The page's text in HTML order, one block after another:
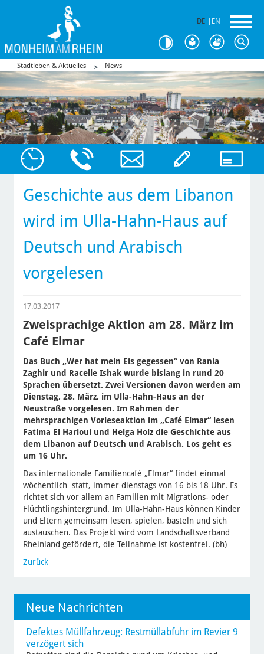
DE EN
Stadtleben & Aktuelles News
Geschichte aus dem Libanon
wird im Ulla-Hahn-Haus auf
Deutsch und Arabisch
vorgelesen
17.03.2017
Zweisprachige Aktion am 28. März im
Café Elmar
Das Buch „Wer hat mein Eis gegessen“ von Rania
Zaghir und Racelle Ishak wurde bislang in rund 20
Sprachen übersetzt. Zwei Versionen davon werden am
Dienstag, 28. März, im Ulla-Hahn-Haus an der
Neustraße vorgelesen. Im Rahmen der
mehrsprachigen Vorleseaktion im „Café Elmar“ lesen
Fatima El Harioui und Helga Holz die Geschichte aus
dem Libanon auf Deutsch und Arabisch. Los geht es
um 16 Uhr.
Das internationale Familiencafé „Elmar“ findet einmal
wöchentlich statt, immer dienstags von 16 bis 18 Uhr. Es
richtet sich vor allem an Familien mit Migrations- oder
Flüchtlingshintergrund. Im Ulla-Hahn-Haus können Kinder
und Eltern gemeinsam lesen, spielen, basteln und sich
austauschen. Das Projekt wird vom Landschaftsverband
Rheinland gefördert, die Teilnahme ist kostenfrei. (bh)
Zurück
Neue Nachrichten
Defektes Müllfahrzeug: Restmüllabfuhr im Revier 9
verzögert sich